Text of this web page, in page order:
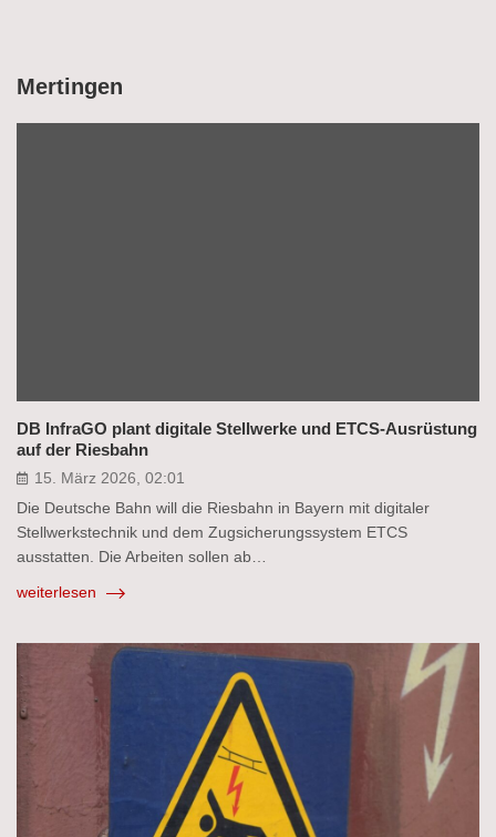
Mertingen
DB InfraGO plant digitale Stellwerke und ETCS-Ausrüstung
auf der Riesbahn
15. März 2026, 02:01
Die Deutsche Bahn will die Riesbahn in Bayern mit digitaler
Stellwerkstechnik und dem Zugsicherungssystem ETCS
ausstatten. Die Arbeiten sollen ab…
weiterlesen